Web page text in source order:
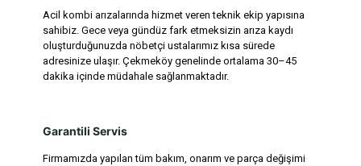
Acil kombi arızalarında hizmet veren teknik ekip yapısına
sahibiz. Gece veya gündüz fark etmeksizin arıza kaydı
oluşturduğunuzda nöbetçi ustalarımız kısa sürede
adresinize ulaşır. Çekmeköy genelinde ortalama 30–45
dakika içinde müdahale sağlanmaktadır.
Garantili Servis
Firmamızda yapılan tüm bakım, onarım ve parça değişimi